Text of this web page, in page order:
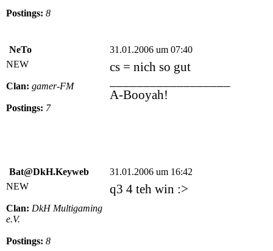
Postings: 8
NeTo
31.01.2006 um 07:40
NEW
Clan: gamer-FM
Postings: 7
cs = nich so gut
A-Booyah!
Bat@DkH.Keyweb
31.01.2006 um 16:42
NEW
Clan: DkH Multigaming
e.V.
Postings: 8
q3 4 teh win :>